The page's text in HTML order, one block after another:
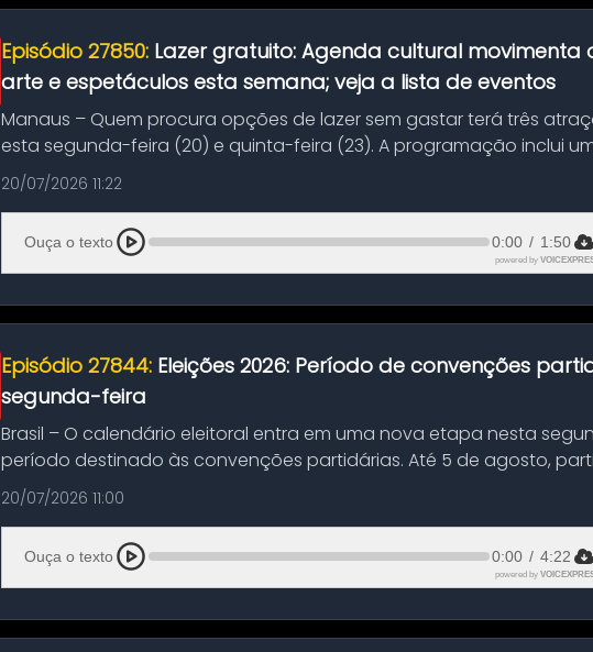
Episódio 27850: Lazer gratuito: Agenda cultural movimenta
arte e espetáculos esta semana; veja a lista de eventos
Manaus – Quem procura opções de lazer sem gastar terá três
esta segunda-feira (20) e quinta-feira (23). A programação inclui
história das ...
20/07/2026 11:22
Ouça o texto 0:00 / 1:50
powered by
Episódio 27844: Eleições 2026: Período de convenções
segunda-feira
Brasil – O calendário eleitoral entra em uma nova etapa nesta
período destinado às convenções partidárias. Até 5 de agosto,
oficializa...
20/07/2026 11:00
Ouça o texto 0:00 / 4:22
powered by